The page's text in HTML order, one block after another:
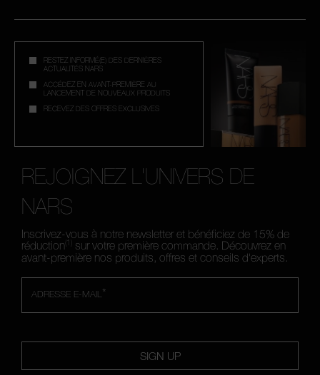
RESTEZ INFORMÉ(E) DES DERNIÈRES
ACTUALITÉS NARS
ACCÉDEZ EN AVANT-PREMIÈRE AU
LANCEMENT DE NOUVEAUX PRODUITS
RECEVEZ DES OFFRES EXCLUSIVES
REJOIGNEZ L'UNIVERS DE
NARS
Inscrivez-vous à notre newsletter et bénéficiez de 15% de
réduction (1) sur votre première commande. Découvrez en
avant-première nos produits, offres et conseils d'experts.
*
ADRESSE E-MAIL
SIGN UP